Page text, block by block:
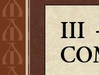
III